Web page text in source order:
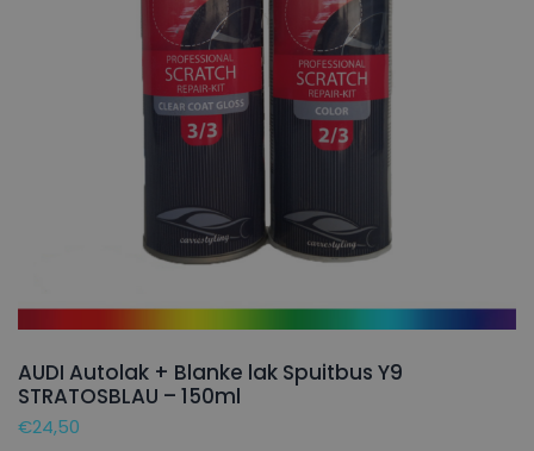
AUDI Autolak + Blanke lak Spuitbus Y9
STRATOSBLAU – 150ml
€24,50